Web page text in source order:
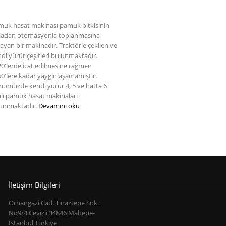
hasat makinası pamuk bitkisinin
otomasyonla toplanmasına
bir makinadır. Traktörle çekilen ve
yürür çeşitleri bulunmaktadır.
icat edilmesine rağmen
kadar yaygınlaşamamıştır.
kendi yürür 4, 5 ve hatta 6
pamuk hasat makinaları
Devamını oku
İletişim Bilgileri
Orhangazi Cad. Tınaztepe Sok.
No9/4 Cevizli 34846 Maltepe-
İstanbul Türkiye